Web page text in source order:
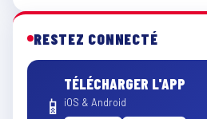
RESTEZ CONNECTÉ
📱
TÉLÉCHARGER L'APP
iOS & Android